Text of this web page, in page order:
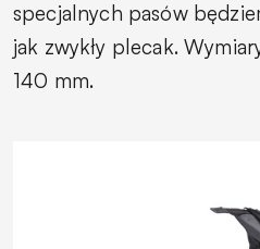
specjalnych pasów
jak zwykły plecak.
140 mm.